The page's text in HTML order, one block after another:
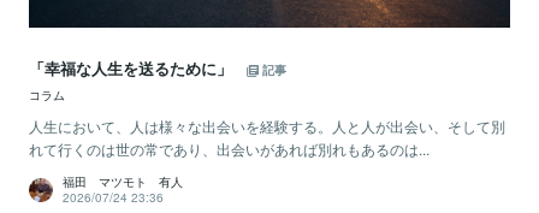
「幸福な人生を送るために」
記事
コラム
人生において、人は様々な出会いを経験する。人と人が出会い、そして別
れて行くのは世の常であり、出会いがあれば別れもあるのは...
福田 マツモト 有人
2026/07/24 23:36